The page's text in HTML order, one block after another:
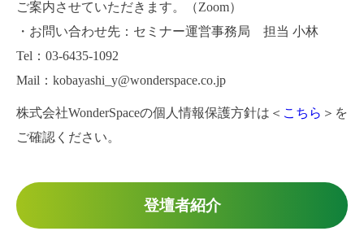
ご案内させていただきます。（Zoom）
・お問い合わせ先：セミナー運営事務局 担当 小林
Tel：03-6435-1092
Mail：kobayashi_y@wonderspace.co.jp
株式会社WonderSpaceの個人情報保護方針は＜ こちら ＞を
ご確認ください。
登壇者紹介